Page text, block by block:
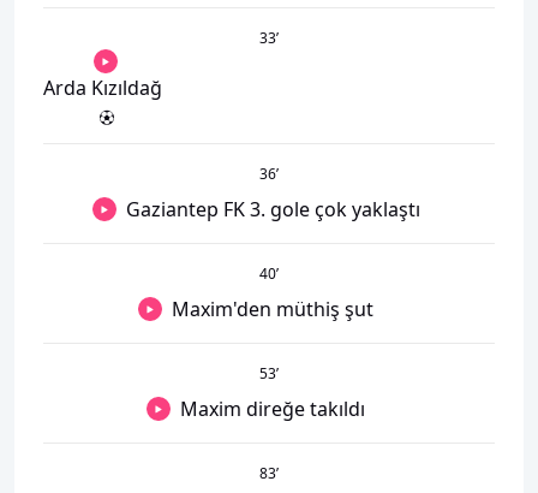
33’
Arda Kızıldağ
36’
Gaziantep FK 3. gole çok yaklaştı
40’
Maxim'den müthiş şut
53’
Maxim direğe takıldı
83’